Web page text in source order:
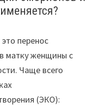
перенос
матку женщины с
Чаще всего
(ЭКО):